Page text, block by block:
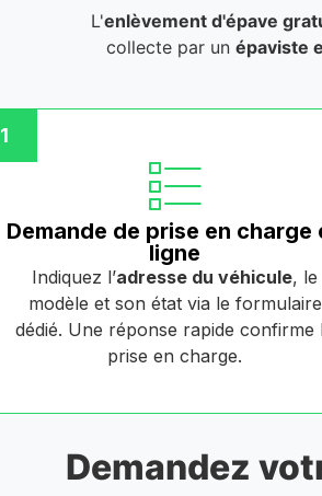
L'enlèvement d'épave
collecte par un épaviste
1
Demande de prise en charge
ligne
Indiquez l’adresse du véhicule, le
modèle et son état via le formulaire
dédié. Une réponse rapide confirme
prise en charge.
Demandez